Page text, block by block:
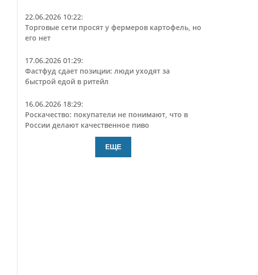
22.06.2026 10:22:
Торговые сети просят у фермеров картофель, но
его нет
17.06.2026 01:29:
Фастфуд сдает позиции: люди уходят за
быстрой едой в ритейл
16.06.2026 18:29:
Роскачество: покупатели не понимают, что в
России делают качественное пиво
ЕЩЕ